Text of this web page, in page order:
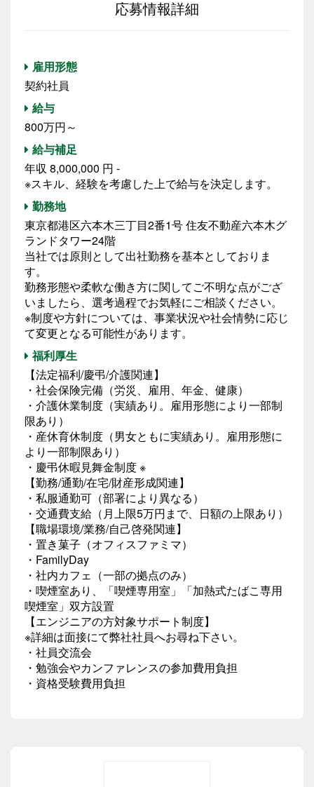
応募情報詳細
雇用形態
契約社員
給与
800万円～
給与補足
年収 8,000,000 円 -
※スキル、経験を考慮した上で給与を決定します。
勤務地
東京都港区六本木三丁目2番1号 住友不動産六本木グ
ランドタワー24階
当社では原則として出社勤務を基本としておりま
す。
勤務形態や柔軟な働き方に関してご不明な点がござ
いましたら、選考過程でお気軽にご相談ください。
※制度や方針については、事業状況や社会情勢に応じ
て変更となる可能性があります。
福利厚生
【法定福利/慶弔/介護関連】
・社会保険完備（労災、雇用、年金、健康）
・介護休業制度（実績あり。雇用形態により一部制
限あり）
・産休育休制度（男女ともに実績あり。雇用形態に
より一部制限あり）
・慶弔休暇見舞金制度 ※
【勤務/通勤/在宅/財産形成関連】
・私服通勤可（部署により異なる）
・交通費支給（月上限5万円まで、日額の上限あり）
【職場環境/業務/自己啓発関連】
・置き菓子（オフィスファミマ）
・FamilyDay
・社内カフェ（一部の拠点のみ）
・喫煙室あり、「喫煙専用室」「加熱式たばこ専用
喫煙室」双方設置
【エンジニアの方対象サポート制度】
※詳細は面接にて弊社社員へお尋ね下さい。
・社員交流会
・勉強会やカンファレンスの参加費用負担
・資格受験費用負担